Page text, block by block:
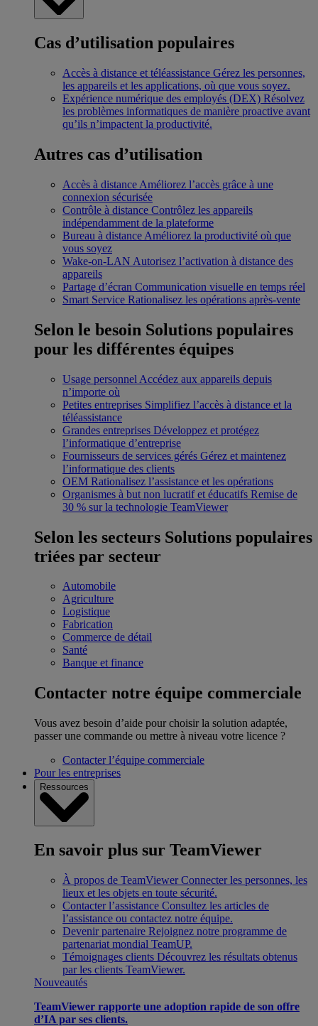
Cas d’utilisation populaires
Accès à distance et téléassistance Gérez les personnes,
les appareils et les applications, où que vous soyez.
Expérience numérique des employés (DEX) Résolvez
les problèmes informatiques de manière proactive avant
qu’ils n’impactent la productivité.
Autres cas d’utilisation
Accès à distance Améliorez l’accès grâce à une
connexion sécurisée
Contrôle à distance Contrôlez les appareils
indépendamment de la plateforme
Bureau à distance Améliorez la productivité où que
vous soyez
Wake-on-LAN Autorisez l’activation à distance des
appareils
Partage d’écran Communication visuelle en temps réel
Smart Service Rationalisez les opérations après-vente
Selon le besoin Solutions populaires
pour les différentes équipes
Usage personnel Accédez aux appareils depuis
n’importe où
Petites entreprises Simplifiez l’accès à distance et la
téléassistance
Grandes entreprises Développez et protégez
l’informatique d’entreprise
Fournisseurs de services gérés Gérez et maintenez
l’informatique des clients
OEM Rationalisez l’assistance et les opérations
Organismes à but non lucratif et éducatifs Remise de
30 % sur la technologie TeamViewer
Selon les secteurs Solutions populaires
triées par secteur
Automobile
Agriculture
Logistique
Fabrication
Commerce de détail
Santé
Banque et finance
Contacter notre équipe commerciale
Vous avez besoin d’aide pour choisir la solution adaptée,
passer une commande ou mettre à niveau votre licence ?
Contacter l’équipe commerciale
Pour les entreprises
Ressources
En savoir plus sur TeamViewer
À propos de TeamViewer Connecter les personnes, les
lieux et les objets en toute sécurité.
Contacter l’assistance Consultez les articles de
l’assistance ou contactez notre équipe.
Devenir partenaire Rejoignez notre programme de
partenariat mondial TeamUP.
Témoignages clients Découvrez les résultats obtenus
par les clients TeamViewer.
Nouveautés
TeamViewer rapporte une adoption rapide de son offre
d’IA par ses clients.